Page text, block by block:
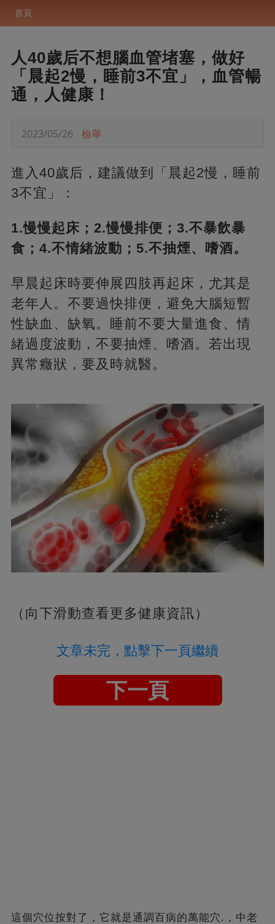
首頁
人40歲后不想腦血管堵塞，做好
「晨起2慢，睡前3不宜」，血管暢
通，人健康！
2023/05/26 檢舉
進入40歲后，建議做到「晨起2慢，睡前
3不宜」：
1.慢慢起床；2.慢慢排便；3.不暴飲暴
食；4.不情緒波動；5.不抽煙、嗜酒。
早晨起床時要伸展四肢再起床，尤其是
老年人。不要過快排便，避免大腦短暫
性缺血、缺氧。睡前不要大量進食、情
緒過度波動，不要抽煙、嗜酒。若出現
異常癥狀，要及時就醫。
（向下滑動查看更多健康資訊）
文章未完，點擊下一頁繼續
下一頁
這個穴位按對了，它就是通調百病的萬能穴.，中老